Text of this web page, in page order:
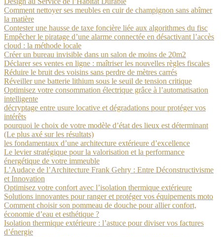
Comment nettoyer ses meubles en cuir de champignon sans abîmer
la matière
Contester une hausse de taxe foncière liée aux algorithmes du fisc
Empêcher le piratage d’une alarme connectée en désactivant l’accès
cloud : la méthode locale
Créer un bureau invisible dans un salon de moins de 20m2
Déclarer ses ventes en ligne : maîtriser les nouvelles règles fiscales
Réduire le bruit des voisins sans perdre de mètres carrés
Réveiller une batterie lithium sous le seuil de tension critique
Optimisez votre consommation électrique grâce à l’automatisation
intelligente
décryptage entre usure locative et dégradations pour protéger vos
intérêts
pourquoi le choix de votre modèle d’état des lieux est déterminant
(Le plus axé sur les résultats)
les fondamentaux d’une architecture extérieure d’excellence
Le levier stratégique pour la valorisation et la performance
énergétique de votre immeuble
L’Audace de l’Architecture Frank Gehry : Entre Déconstructivisme
et Innovation
Optimisez votre confort avec l’isolation thermique extérieure
Solutions innovantes pour ranger et protéger vos équipements moto
Comment choisir son pommeau de douche pour allier confort,
économie d’eau et esthétique ?
Isolation thermique extérieure : l’astuce pour diviser vos factures
d’énergie